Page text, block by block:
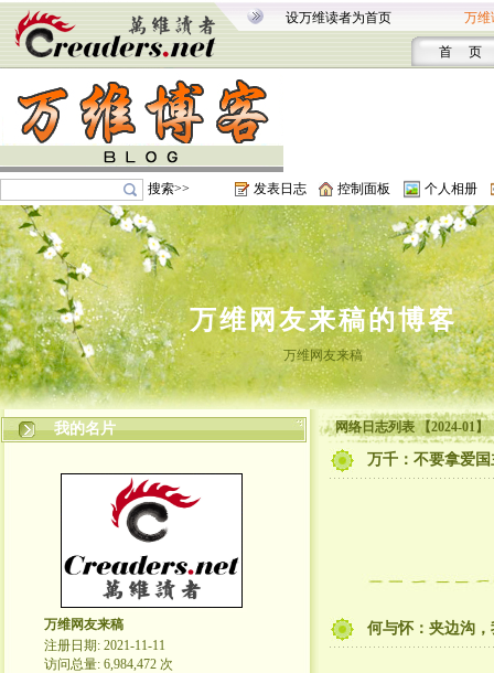
设万维读者为首页 万维
首 页
搜索>> 发表日志 控制面板 个人相册
万维网友来稿的博客
万维网友来稿
我的名片
万维网友来稿
注册日期: 2021-11-11
访问总量: 6,984,472 次
网络日志列表 【2024-01】
万千：不要拿爱
何与怀：夹边沟